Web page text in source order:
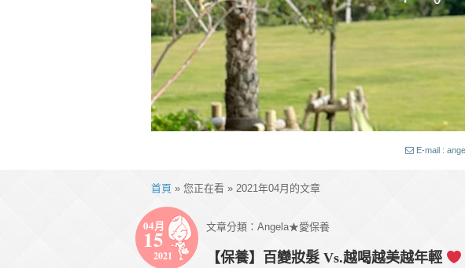
E-mail :
首頁 » 您正在看 » 2021年04月的文章
04月
15
2021
文章分類： Angela★愛保養
【保養】百變妝髮 Vs.越喝越美越年輕